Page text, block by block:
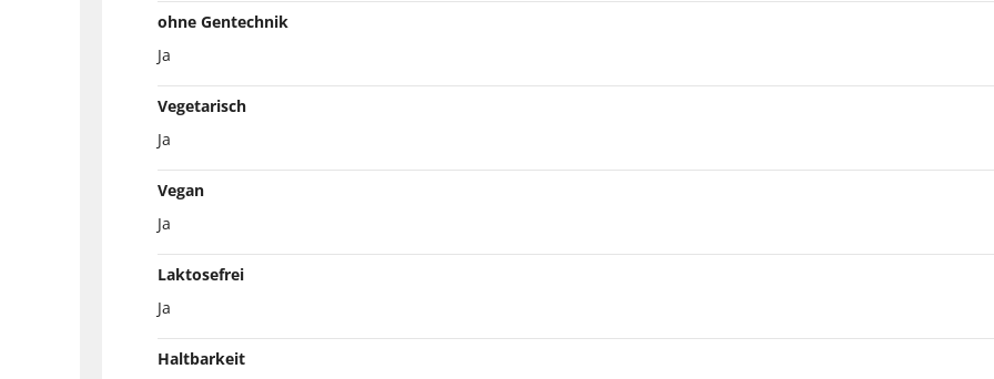
ohne Gentechnik
Ja
Vegetarisch
Ja
Vegan
Ja
Laktosefrei
Ja
Haltbarkeit